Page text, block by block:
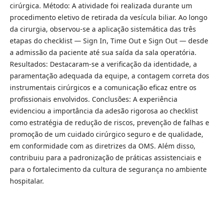
cirúrgica. Método: A atividade foi realizada durante um
procedimento eletivo de retirada da vesícula biliar. Ao longo
da cirurgia, observou-se a aplicação sistemática das três
etapas do checklist — Sign In, Time Out e Sign Out — desde
a admissão da paciente até sua saída da sala operatória.
Resultados: Destacaram-se a verificação da identidade, a
paramentação adequada da equipe, a contagem correta dos
instrumentais cirúrgicos e a comunicação eficaz entre os
profissionais envolvidos. Conclusões: A experiência
evidenciou a importância da adesão rigorosa ao checklist
como estratégia de redução de riscos, prevenção de falhas e
promoção de um cuidado cirúrgico seguro e de qualidade,
em conformidade com as diretrizes da OMS. Além disso,
contribuiu para a padronização de práticas assistenciais e
para o fortalecimento da cultura de segurança no ambiente
hospitalar.